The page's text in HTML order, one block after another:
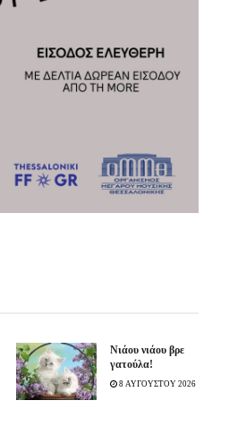
Νιάου νιάου βρε
γατούλα!
8 ΑΥΓΟΥΣΤΟΥ 2026